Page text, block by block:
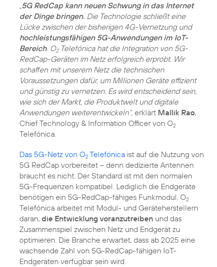
„5G RedCap kann neuen Schwung in das Internet
der Dinge bringen. Die Technologie schließt eine
Lücke zwischen der bisherigen 4G-Vernetzung und
hochleistungsfähigen 5G-Anwendungen im IoT-
Bereich. O2Telefónica hat die Integration von 5G-
RedCap-Geräten im Netz erfolgreich erprobt. Wir
schaffen mit unserem Netz die technischen
Voraussetzungen dafür, um Millionen Geräte effizient
und günstig zu vernetzen. Es wird entscheidend sein,
wie sich der Markt, die Produktwelt und digitale
Anwendungen weiterentwickeln“, erklärt Mallik Rao,
Chief Technology & Information Officer von O2
Telefónica.
Das 5G-Netz von O2 Telefónica ist auf die Nutzung von
5G RedCap vorbereitet – denn dedizierte Antennen
braucht es nicht. Der Standard ist mit den normalen
5G-Frequenzen kompatibel. Lediglich die Endgeräte
benötigen ein 5G-RedCap-fähiges Funkmodul. O2
Telefónica arbeitet mit Modul- und Geräteherstellern
daran, die Entwicklung voranzutreiben und das
Zusammenspiel zwischen Netz und Endgerät zu
optimieren. Die Branche erwartet, dass ab 2025 eine
wachsende Zahl von 5G-RedCap-fähigen IoT-
Endgeräten verfügbar sein wird.